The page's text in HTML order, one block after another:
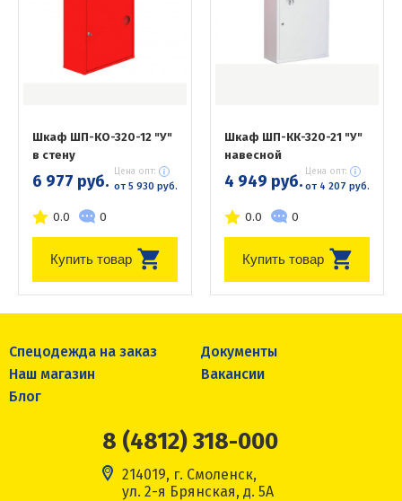
Шкаф ШП-КО-320-12 "У"
в стену
6 977 руб. Цена опт:
от 5 930 руб.
0.0 0
Купить товар
Шкаф ШП-КК-320-21 "У"
навесной
4 949 руб. Цена опт:
от 4 207 руб.
0.0 0
Купить товар
Спецодежда на заказ
Документы
Наш магазин
Вакансии
Блог
8 (4812) 318-000
214019, г. Смоленск,
ул. 2-я Брянская, д. 5А